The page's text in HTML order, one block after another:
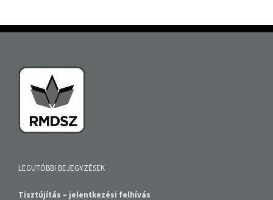
LEGUTÓBBI BEJEGYZÉSEK
Tisztújítás – jelentkezési felhívás